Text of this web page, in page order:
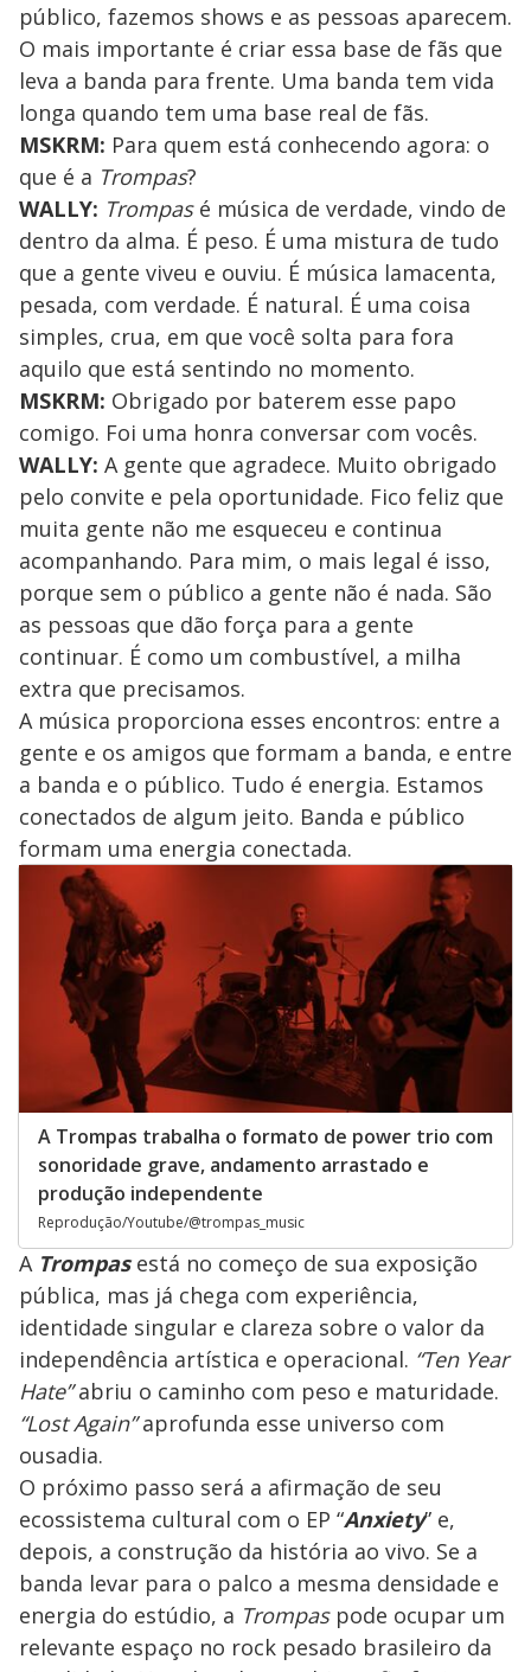
público, fazemos shows e as pessoas aparecem.
O mais importante é criar essa base de fãs que
leva a banda para frente. Uma banda tem vida
longa quando tem uma base real de fãs.
MSKRM: Para quem está conhecendo agora: o
que é a Trompas?
WALLY: Trompas é música de verdade, vindo de
dentro da alma. É peso. É uma mistura de tudo
que a gente viveu e ouviu. É música lamacenta,
pesada, com verdade. É natural. É uma coisa
simples, crua, em que você solta para fora
aquilo que está sentindo no momento.
MSKRM: Obrigado por baterem esse papo
comigo. Foi uma honra conversar com vocês.
WALLY: A gente que agradece. Muito obrigado
pelo convite e pela oportunidade. Fico feliz que
muita gente não me esqueceu e continua
acompanhando. Para mim, o mais legal é isso,
porque sem o público a gente não é nada. São
as pessoas que dão força para a gente
continuar. É como um combustível, a milha
extra que precisamos.
A música proporciona esses encontros: entre a
gente e os amigos que formam a banda, e entre
a banda e o público. Tudo é energia. Estamos
conectados de algum jeito. Banda e público
formam uma energia conectada.
A Trompas trabalha o formato de power trio com
sonoridade grave, andamento arrastado e
produção independente
Reprodução/Youtube/@trompas_music
A Trompasestá no começo de sua exposição
pública, mas já chega com experiência,
identidade singular e clareza sobre o valor da
independência artística e operacional. “Ten Year
Hate”abriu o caminho com peso e maturidade.
“Lost Again”aprofunda esse universo com
ousadia.
O próximo passo será a afirmação de seu
ecossistema cultural com o EP “Anxiety” e,
depois, a construção da história ao vivo. Se a
banda levar para o palco a mesma densidade e
energia do estúdio, a Trompas pode ocupar um
relevante espaço no rock pesado brasileiro da